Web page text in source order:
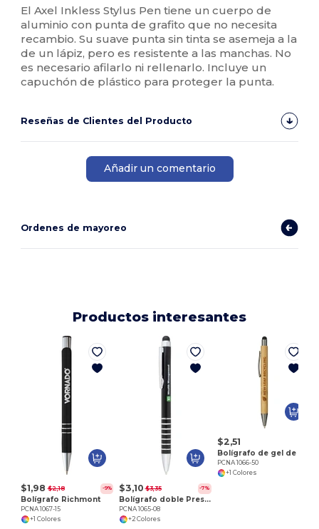
El Axel Inkless Stylus Pen tiene un cuerpo de
aluminio con punta de grafito que no necesita
recambio. Su suave punta sin tinta se asemeja a la
de un lápiz, pero es resistente a las manchas. No
es necesario afilarlo ni rellenarlo. Incluye un
capuchón de plástico para proteger la punta.
Reseñas de Clientes del Producto
Añadir un comentario
Ordenes de mayoreo
Productos interesantes
$1,98 $2,18 -9%
Bolígrafo Richmont
PCNA 1067-15
+1 Colores
$3,10 $3,35 -7%
Bolígrafo doble Preston
PCNA 1065-08
+2 Colores
$2,51
PCNA 1066-50
+1 Colores